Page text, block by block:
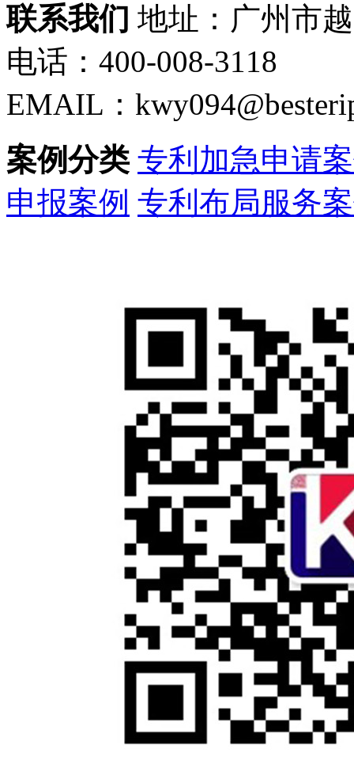
联系我们 地址：广州市
电话：400-008-3118
EMAIL：
案例分类 专利加急申请
申报案例 专利布局服务